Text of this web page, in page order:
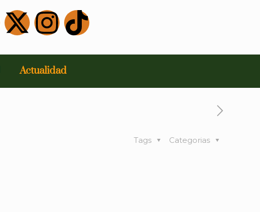
Actualidad
Categorias
Tags